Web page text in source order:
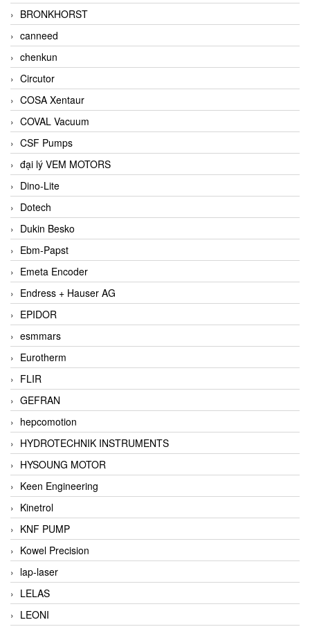
BRONKHORST
canneed
chenkun
Circutor
COSA Xentaur
COVAL Vacuum
CSF Pumps
đại lý VEM MOTORS
Dino-Lite
Dotech
Dukin Besko
Ebm-Papst
Emeta Encoder
Endress + Hauser AG
EPIDOR
esmmars
Eurotherm
FLIR
GEFRAN
hepcomotion
HYDROTECHNIK INSTRUMENTS
HYSOUNG MOTOR
Keen Engineering
Kinetrol
KNF PUMP
Kowel Precision
lap-laser
LELAS
LEONI